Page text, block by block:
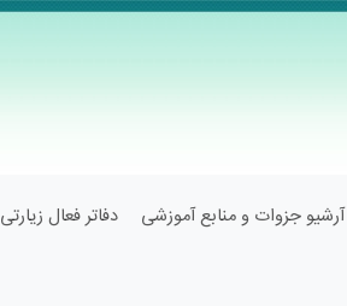
آرشیو جزوات و منابع آموزشی دفاتر فعال زیارتی